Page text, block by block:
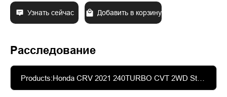
Узнать сейчас Добавить в корзину
Расследование